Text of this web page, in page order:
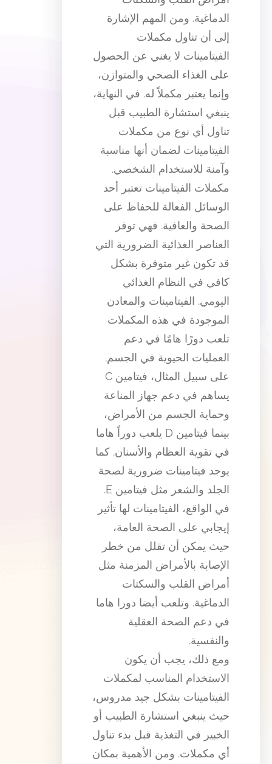
الدماغية. ومن المهم الإشارة
إلى أن تناول مكملات
الفيتامينات لا يغني عن الحصول
على الغذاء الصحي والمتوازن،
وإنما يعتبر مكملاً له. في النهاية،
ينبغي استشارة الطبيب قبل
تناول أي نوع من مكملات
الفيتامينات لضمان أنها مناسبة
وآمنة للاستخدام الشخصي.
مكملات الفيتامينات تعتبر أحد
الوسائل الفعالة للحفاظ على
الصحة والعافية. فهي توفر
العناصر الغذائية الضرورية التي
قد تكون غير متوفرة بشكل
كافي في النظام الغذائي
اليومي. الفيتامينات والمعادن
الموجودة في هذه المكملات
تلعب دورًا هامًا في دعم
العمليات الحيوية في الجسم.
على سبيل المثال، فيتامين C
يساهم في دعم جهاز المناعة
وحماية الجسم من الأمراض،
بينما فيتامين D يلعب دوراً هاما
في تقوية العظام والأسنان. كما
يوجد فيتامينات ضرورية لصحة
الجلد والشعر مثل فيتامين E.
في الواقع، الفيتامينات لها تأثير
إيجابي على الصحة العامة،
حيث يمكن أن تقلل من خطر
الإصابة بالأمراض المزمنة مثل
أمراض القلب والسكتات
الدماغية. وتلعب أيضا دورا هاما
في دعم الصحة العقلية
والنفسية.
ومع ذلك، يجب أن يكون
الاستخدام المناسب لمكملات
الفيتامينات بشكل جيد مدروس،
حيث ينبغي استشارة الطبيب أو
الخبير في التغذية قبل بدء تناول
أي مكملات. ومن الأهمية بمكان